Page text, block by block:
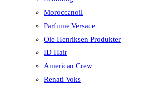
Moroccanoil
Parfume Versace
Ole Henriksen Produkter
ID Hair
American Crew
Renati Voks